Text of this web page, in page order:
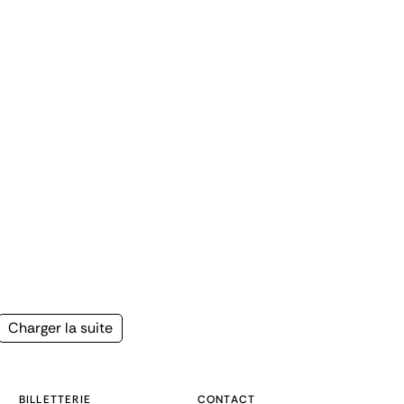
Page
Charger la suite
BILLETTERIE CONTACT